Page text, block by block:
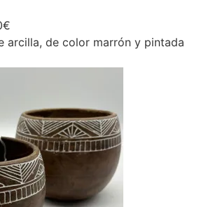
€
arcilla, de color marrón y pintada